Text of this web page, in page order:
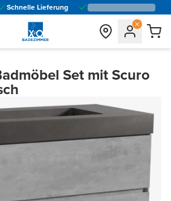
Schnelle Lieferung
Set mit Scuro